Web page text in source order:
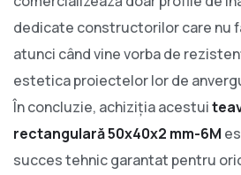
dedicate constructorilor care nu
atunci când vine vorba de
estetica proiectelor lor de
În concluzie, achiziția acestui
rectangulară 50x40x2 mm-6M
succes tehnic garantat pentru